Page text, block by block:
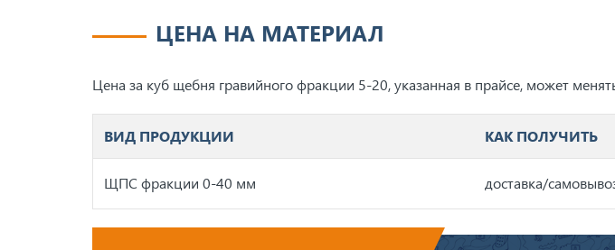
ЦЕНА НА МАТЕРИАЛ
Цена за куб щебня гравийного фракции 5-20, указанная в прайсе, может
ВИД ПРОДУКЦИИ КАК ПОЛУЧИТЬ
ЩПС фракции 0-40 мм доставка/